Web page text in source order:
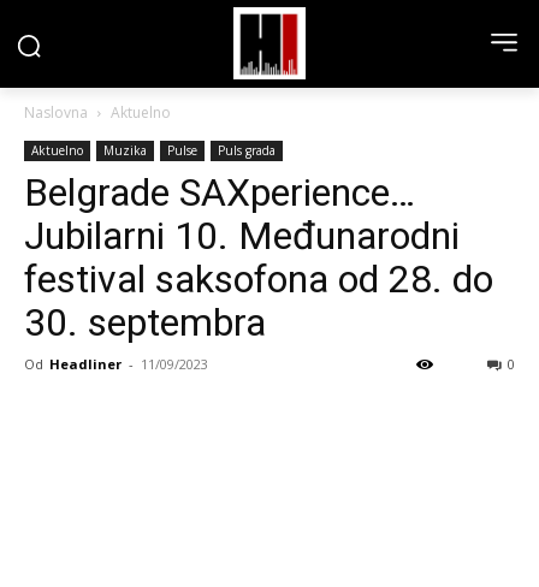
Naslovna Aktuelno
Aktuelno Muzika Pulse Puls grada
Belgrade SAXperience…
Jubilarni 10. Međunarodni
festival saksofona od 28. do
30. septembra
Od Headliner - 11/09/2023 0